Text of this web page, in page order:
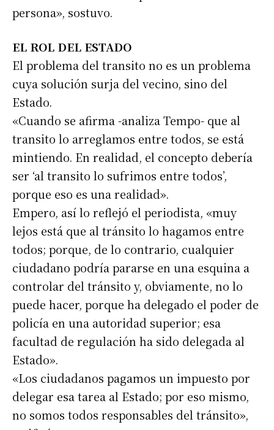
persona», sostuvo.
EL ROL DEL ESTADO
El problema del transito no es un problema
cuya solución surja del vecino, sino del
Estado.
«Cuando se afirma -analiza Tempo- que al
transito lo arreglamos entre todos, se está
mintiendo. En realidad, el concepto debería
ser ‘al transito lo sufrimos entre todos’,
porque eso es una realidad».
Empero, así lo reflejó el periodista, «muy
lejos está que al tránsito lo hagamos entre
todos; porque, de lo contrario, cualquier
ciudadano podría pararse en una esquina a
controlar del tránsito y, obviamente, no lo
puede hacer, porque ha delegado el poder de
policía en una autoridad superior; esa
facultad de regulación ha sido delegada al
Estado».
«Los ciudadanos pagamos un impuesto por
delegar esa tarea al Estado; por eso mismo,
no somos todos responsables del tránsito»,